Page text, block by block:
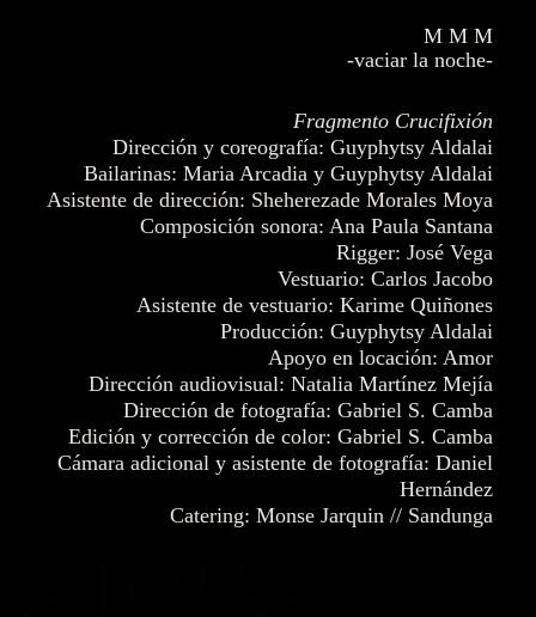
M M M
-vaciar la noche-
Fragmento Crucifixión
Dirección y coreografía: Guyphytsy Aldalai
Bailarinas: Maria Arcadia y Guyphytsy Aldalai
Asistente de dirección: Sheherezade Morales Moya
Composición sonora: Ana Paula Santana
Rigger: José Vega
Vestuario: Carlos Jacobo
Asistente de vestuario: Karime Quiñones
Producción: Guyphytsy Aldalai
Apoyo en locación: Amor
Dirección audiovisual: Natalia Martínez Mejía
Dirección de fotografía: Gabriel S. Camba
Edición y corrección de color: Gabriel S. Camba
Cámara adicional y asistente de fotografía: Daniel
Hernández
Catering: Monse Jarquin // Sandunga